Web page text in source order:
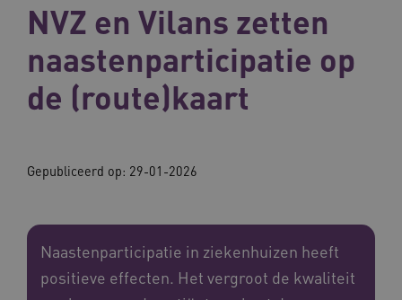
NVZ en Vilans zetten
naastenparticipatie op
de (route)kaart
Gepubliceerd op: 29-01-2026
Naastenparticipatie in ziekenhuizen heeft
positieve effecten. Het vergroot de kwaliteit